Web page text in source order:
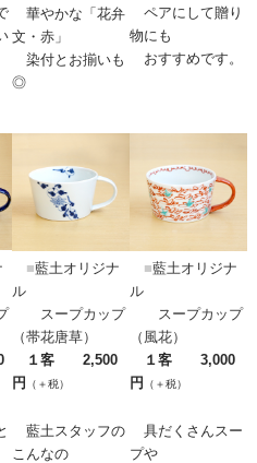
華やかな「花弁
文・赤」
染付とお揃いも
◎
ペアにして贈り
物にも
おすすめです。
■藍土オリジナ
ル
スープカップ
（帯花唐草）
１客 2,500
円
（＋税）
藍土スタッフの
こんなの
■藍土オリジナ
ル
スープカップ
（風花）
１客 3,000
円
（＋税）
具だくさんスー
プや